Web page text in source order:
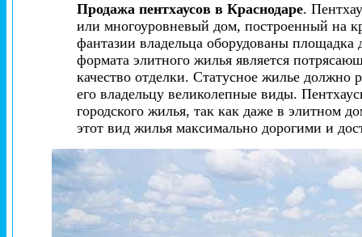
Продажа пентхаусов в Краснодаре.
или многоуровневый дом, построенный на
фантазии владельца оборудованы
формата элитного жилья является
качество отделки. Статусное жилье должно
его владельцу великолепные виды.
городского жилья, так как даже в элитном
этот вид жилья максимально дорогими и